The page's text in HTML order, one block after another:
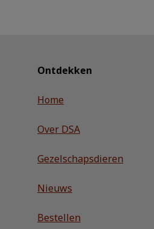
Ontdekken
Home
Over DSA
Gezelschapsdieren
Nieuws
Bestellen